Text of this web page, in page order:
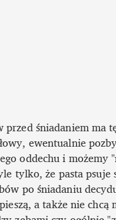
przed śniadaniem ma
ewentualnie
oddechu i możemy
tylko, że pasta psuje
po śniadaniu
a także nie chcą